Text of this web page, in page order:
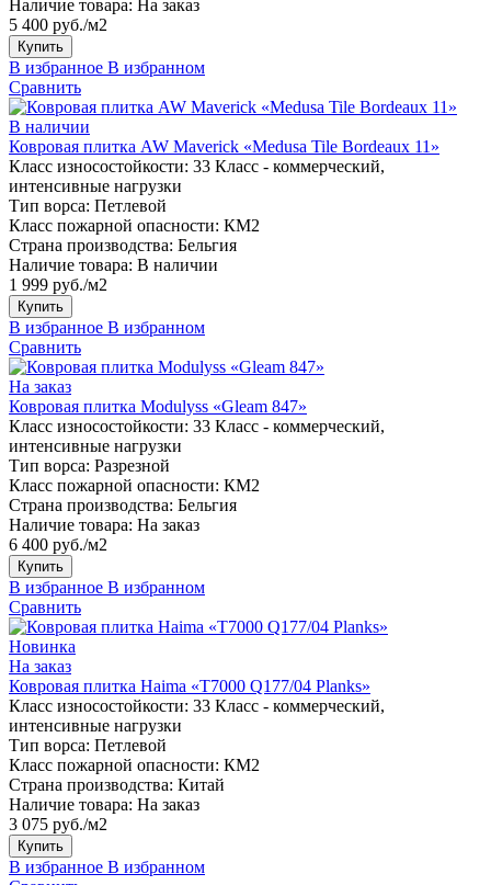
Наличие товара: На заказ
5 400 руб./м2
Купить
В избранное В избранном
Сравнить
В наличии
Ковровая плитка AW Maverick «Medusa Tile Bordeaux 11»
Класс износостойкости: 33 Класс - коммерческий,
интенсивные нагрузки
Тип ворса: Петлевой
Класс пожарной опасности: КМ2
Страна производства: Бельгия
Наличие товара: В наличии
1 999 руб./м2
Купить
В избранное В избранном
Сравнить
На заказ
Ковровая плитка Modulyss «Gleam 847»
Класс износостойкости: 33 Класс - коммерческий,
интенсивные нагрузки
Тип ворса: Разрезной
Класс пожарной опасности: КМ2
Страна производства: Бельгия
Наличие товара: На заказ
6 400 руб./м2
Купить
В избранное В избранном
Сравнить
Новинка
На заказ
Ковровая плитка Haima «T7000 Q177/04 Planks»
Класс износостойкости: 33 Класс - коммерческий,
интенсивные нагрузки
Тип ворса: Петлевой
Класс пожарной опасности: КМ2
Страна производства: Китай
Наличие товара: На заказ
3 075 руб./м2
Купить
В избранное В избранном